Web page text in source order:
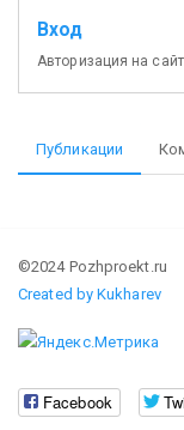
Вход
Авторизация на
Публикации
©2024 Pozhproekt.ru
Created by Kukharev
Facebook